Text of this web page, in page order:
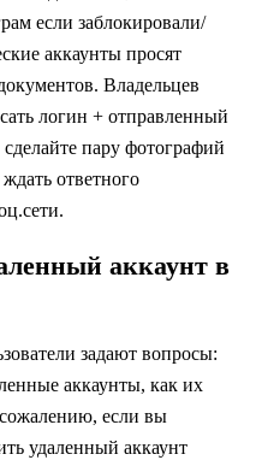
если заблокировали/
аккаунты просят
Владельцев
логин + отправленный
пару фотографий
ответного
аккаунт в
задают вопросы:
аккаунты, как их
если вы
удаленный аккаунт